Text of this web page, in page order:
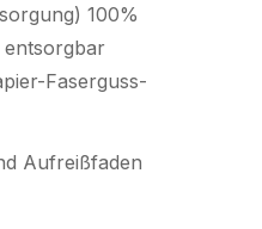
100%
Faserguss-
Aufreißfaden